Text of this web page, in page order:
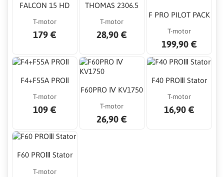
FALCON 15 HD
T-motor
179 €
THOMAS 2306.5
T-motor
28,90 €
F PRO PILOT PACK
T-motor
199,90 €
F4+F55A PROⅡ
T-motor
109 €
F60PRO Ⅳ KV1750
T-motor
26,90 €
F40 PROⅢ Stator
T-motor
16,90 €
F60 PROⅢ Stator
T-motor